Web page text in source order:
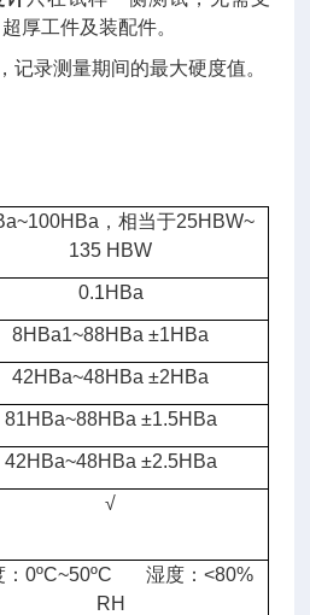
厚工件及装配件。
记录测量期间的最大硬度值。
，相当于25HBW~
135 HBW
0.1HBa
8HBa1~88HBa ±1HBa
42HBa~48HBa ±2HBa
81HBa~88HBa ±1.5HBa
42HBa~48HBa ±2.5HBa
√
：0ºC~50ºC 湿度：<80%
RH